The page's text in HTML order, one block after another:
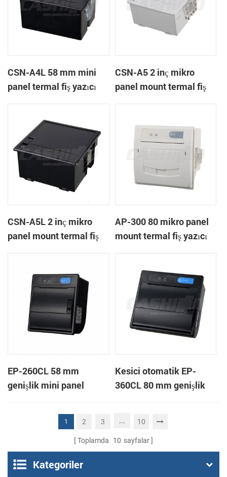
CSN-A4L 58 mm mini
panel termal fiş yazıcı
CSN-A5 2 inç mikro
panel mount termal fiş
CSN-A5L 2 inç mikro
panel mount termal fiş
AP-300 80 mikro panel
mount termal fiş yazıcı
EP-260CL 58 mm
genişlik mini panel
otomatik kesici termal
yazıcı bağlama
Kesici otomatik EP-
360CL 80 mm genişlik
mini paneli termal yazıcı
1 2 3 ... 10
Toplamda 10 sayfalar
Kategoriler